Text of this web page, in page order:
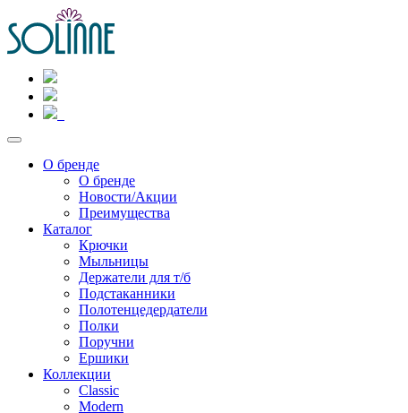
О бренде
О бренде
Новости/Акции
Преимущества
Каталог
Крючки
Мыльницы
Держатели для т/б
Подстаканники
Полотенцедердатели
Полки
Поручни
Ершики
Коллекции
Classic
Modern